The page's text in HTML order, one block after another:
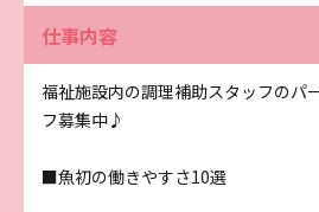
仕事内容
福祉施設内の調理補助スタッフのパ
フ募集中♪
■魚初の働きやすさ10選